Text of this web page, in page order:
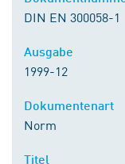
DIN EN 300058-1
1999-12
Norm